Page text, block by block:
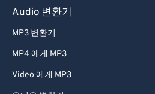
Audio 변환기
MP3 변환기
MP4 에게 MP3
Video 에게 MP3